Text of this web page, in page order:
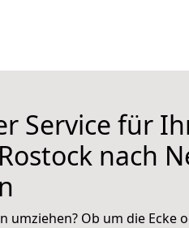
Service für
nach
umziehen? Ob um die Ecke